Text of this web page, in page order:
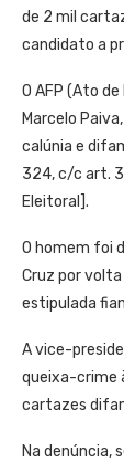
de 2 mil
candidato a
O AFP (Ato
Marcelo
calúnia e
324, c/c art.
Eleitoral].
O homem foi
Cruz por volta
estipulada
A vice-
queixa-crime
cartazes
Na denúncia,